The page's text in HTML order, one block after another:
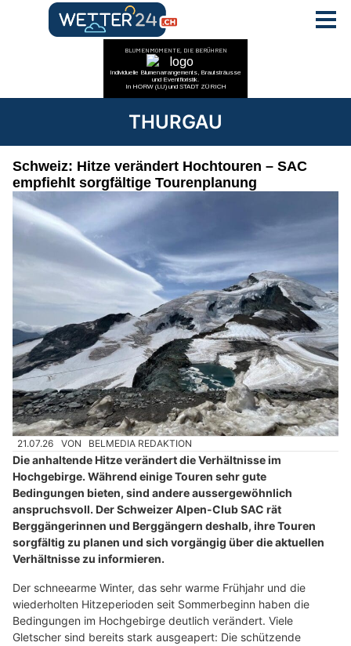
THURGAU
Schweiz: Hitze verändert Hochtouren – SAC
empfiehlt sorgfältige Tourenplanung
21.07.26 VON BELMEDIA REDAKTION
Die anhaltende Hitze verändert die Verhältnisse im
Hochgebirge. Während einige Touren sehr gute
Bedingungen bieten, sind andere aussergewöhnlich
anspruchsvoll. Der Schweizer Alpen-Club SAC rät
Berggängerinnen und Berggängern deshalb, ihre Touren
sorgfältig zu planen und sich vorgängig über die aktuellen
Verhältnisse zu informieren.
Der schneearme Winter, das sehr warme Frühjahr und die
wiederholten Hitzeperioden seit Sommerbeginn haben die
Bedingungen im Hochgebirge deutlich verändert. Viele
Gletscher sind bereits stark ausgeapert: Die schützende